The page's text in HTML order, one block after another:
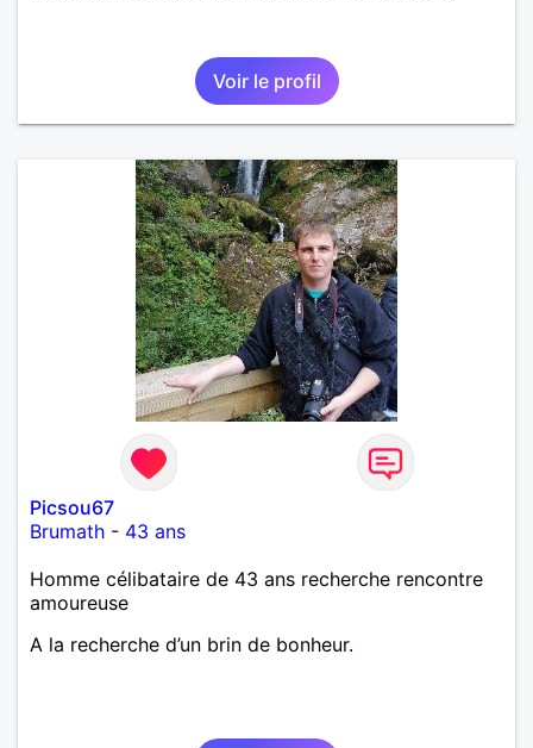
Voir le profil
Picsou67
Brumath - 43 ans
Homme célibataire de 43 ans recherche rencontre
amoureuse
A la recherche d’un brin de bonheur.